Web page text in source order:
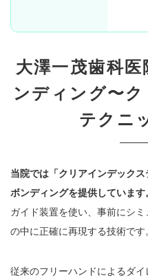
大澤一茂歯科
ンディング〜
テクニ
当院では「クリアインデック
ボンディングを提供しています
ガイド装置を使い、事前にシ
の中に正確に再現する技術です
従来のフリーハンドによるダ